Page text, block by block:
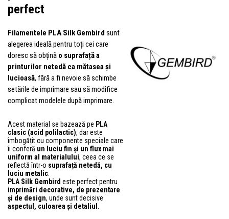
perfect
Filamentele PLA Silk Gembird sunt
alegerea ideală pentru toți cei care
doresc să obțină o suprafață a
printurilor netedă ca mătasea și
lucioasă, fără a fi nevoie să schimbe
setările de imprimare sau să modifice
complicat modelele după imprimare.
Acest material se bazează pe PLA
clasic (acid polilactic), dar este
îmbogățit cu componente speciale care
îi conferă un luciu fin și un flux mai
uniform al materialului, ceea ce se
reflectă într-o suprafață netedă, cu
luciu metalic
PLA Silk Gembird este perfect pentru
imprimări decorative, de prezentare
și de design, unde sunt decisive
aspectul, culoarea și detaliul